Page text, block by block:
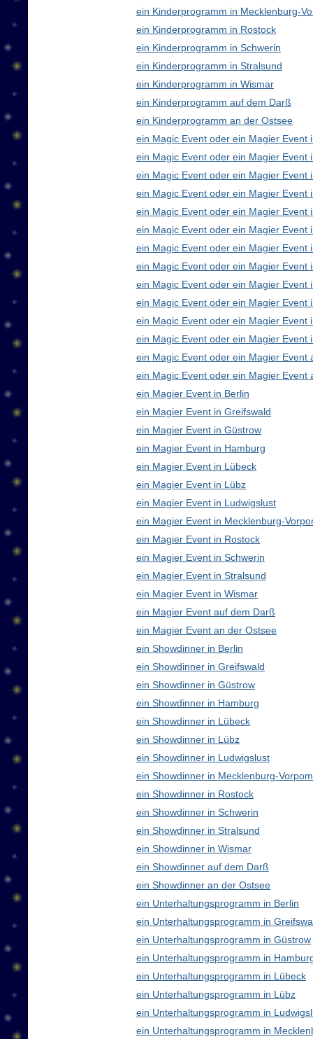
ein Kinderprogramm in Mecklenburg-
ein Kinderprogramm in Rostock
ein Kinderprogramm in Schwerin
ein Kinderprogramm in Stralsund
ein Kinderprogramm in Wismar
ein Kinderprogramm auf dem Darß
ein Kinderprogramm an der Ostsee
ein Magic Event oder ein Magier Event
ein Magic Event oder ein Magier Event
ein Magic Event oder ein Magier Event
ein Magic Event oder ein Magier Event
ein Magic Event oder ein Magier Event
ein Magic Event oder ein Magier Event
ein Magic Event oder ein Magier Event
ein Magic Event oder ein Magier Event
ein Magic Event oder ein Magier Event
ein Magic Event oder ein Magier Event
ein Magic Event oder ein Magier Event
ein Magic Event oder ein Magier Event
ein Magic Event oder ein Magier Event
ein Magic Event oder ein Magier Event
ein Magier Event in Berlin
ein Magier Event in Greifswald
ein Magier Event in Güstrow
ein Magier Event in Hamburg
ein Magier Event in Lübeck
ein Magier Event in Lübz
ein Magier Event in Ludwigslust
ein Magier Event in Mecklenburg-
ein Magier Event in Rostock
ein Magier Event in Schwerin
ein Magier Event in Stralsund
ein Magier Event in Wismar
ein Magier Event auf dem Darß
ein Magier Event an der Ostsee
ein Showdinner in Berlin
ein Showdinner in Greifswald
ein Showdinner in Güstrow
ein Showdinner in Hamburg
ein Showdinner in Lübeck
ein Showdinner in Lübz
ein Showdinner in Ludwigslust
ein Showdinner in Mecklenburg-
ein Showdinner in Rostock
ein Showdinner in Schwerin
ein Showdinner in Stralsund
ein Showdinner in Wismar
ein Showdinner auf dem Darß
ein Showdinner an der Ostsee
ein Unterhaltungsprogramm in Berlin
ein Unterhaltungsprogramm in
ein Unterhaltungsprogramm in Güstrow
ein Unterhaltungsprogramm in
ein Unterhaltungsprogramm in Lübeck
ein Unterhaltungsprogramm in Lübz
ein Unterhaltungsprogramm in
ein Unterhaltungsprogramm in